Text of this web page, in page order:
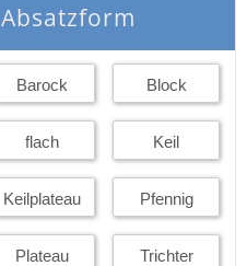
Absatzform
Barock Block
flach Keil
Keilplateau Pfennig
Plateau Trichter